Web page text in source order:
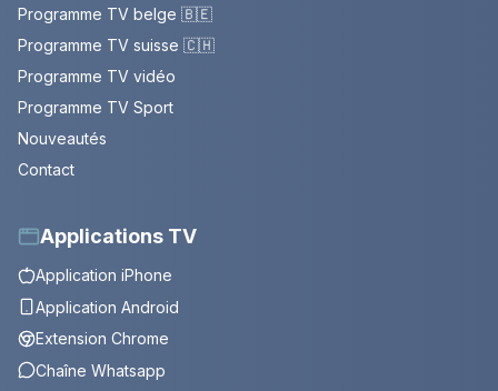
Programme TV belge 🇧🇪
Programme TV suisse 🇨🇭
Programme TV vidéo
Programme TV Sport
Nouveautés
Contact
Applications TV
Application iPhone
Application Android
Extension Chrome
Chaîne Whatsapp